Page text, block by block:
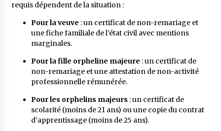
requis dépendent de la situation :
Pour la veuve : un certificat de non-remariage et
une fiche familiale de l’état civil avec mentions
marginales.
Pour la fille orpheline majeure : un certificat de
non-remariage et une attestation de non-activité
professionnelle rémunérée.
Pour les orphelins majeurs : un certificat de
scolarité (moins de 21 ans) ou une copie du contrat
d’apprentissage (moins de 25 ans).